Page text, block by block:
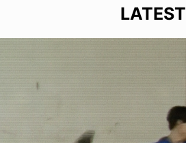
LATEST